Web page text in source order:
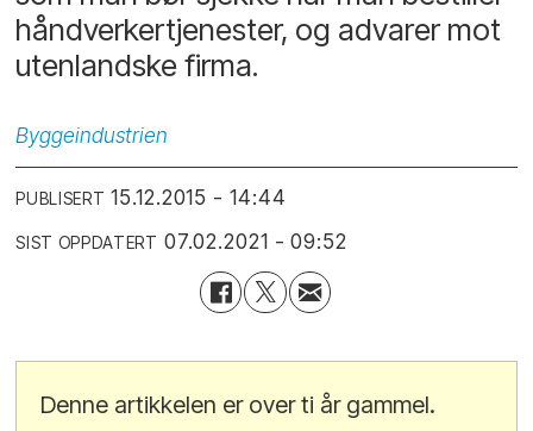
håndverkertjenester, og advarer mot
utenlandske firma.
Byggeindustrien
PUBLISERT 15.12.2015 - 14:44
SIST OPPDATERT 07.02.2021 - 09:52
Denne artikkelen er over ti år gammel.